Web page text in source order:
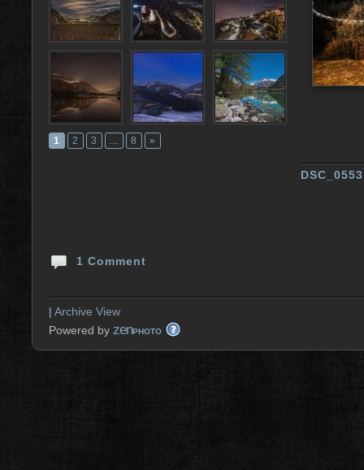
DSC_0553
1 2 3 … 8 »
1 Comment
| Archive View
Powered by zenPHOTO